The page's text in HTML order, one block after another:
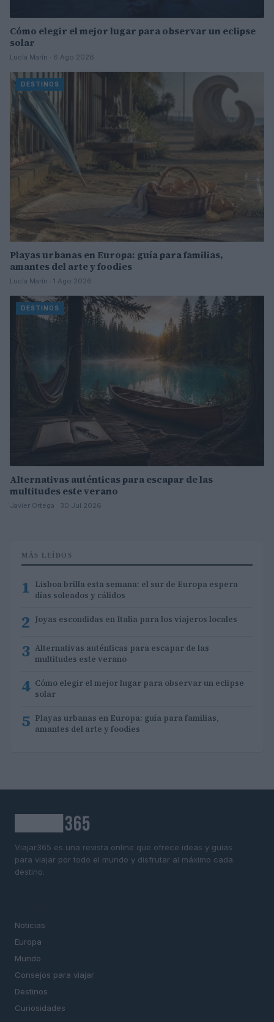
Cómo elegir el mejor lugar para observar un eclipse
solar
Lucía Marín · 6 Ago 2026
DESTINOS
Playas urbanas en Europa: guía para familias,
amantes del arte y foodies
Lucía Marín · 1 Ago 2026
DESTINOS
Alternativas auténticas para escapar de las
multitudes este verano
Javier Ortega · 30 Jul 2026
MÁS LEÍDOS
1 Lisboa brilla esta semana: el sur de Europa espera
días soleados y cálidos
2 Joyas escondidas en Italia para los viajeros locales
3 Alternativas auténticas para escapar de las
multitudes este verano
4 Cómo elegir el mejor lugar para observar un eclipse
solar
5 Playas urbanas en Europa: guía para familias,
amantes del arte y foodies
Viajar365 es una revista online que ofrece ideas y guías
para viajar por todo el mundo y disfrutar al máximo cada
destino.
Noticias
Europa
Mundo
Consejos para viajar
Destinos
Curiosidades